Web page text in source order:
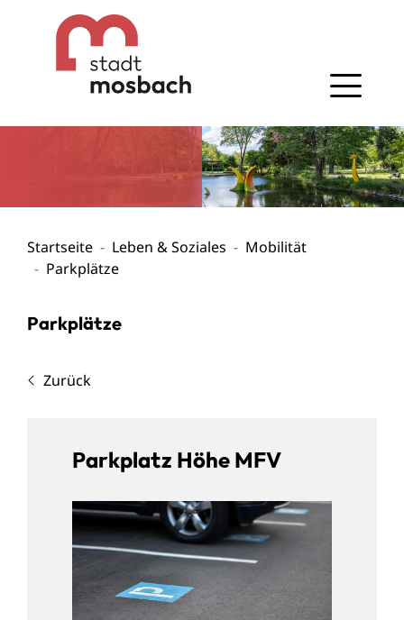
Gehe zum Navigationsbereich
Gehe zum Inhalt
Startseite Leben & Soziales
Mobilität
Parkplätze
Parkplätze
Zurück
Parkplatz Höhe MFV